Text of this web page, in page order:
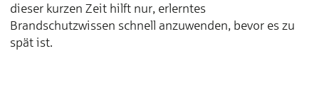
dieser kurzen Zeit hilft nur, erlerntes
Brandschutzwissen schnell anzuwenden, bevor es zu
spät ist.